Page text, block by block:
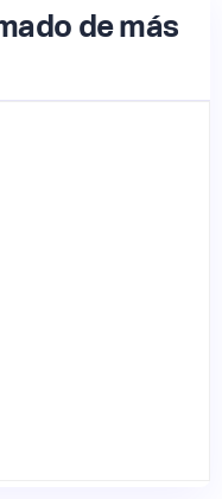
de más